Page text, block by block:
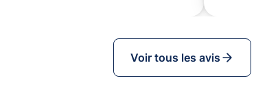
où nous avons déjeuné. Un service
excellent et sans tracas que
j'utiliserais volontiers à nouveau.
Voir tous les avis